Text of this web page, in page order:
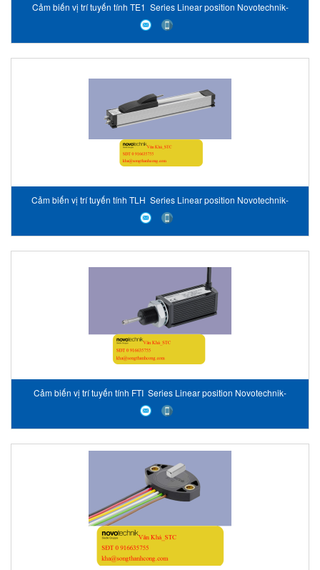
Cảm biến vị trí tuyến tính TE1 Series Linear position Novotechnik-
Vietnam
Cảm biến vị trí tuyến tính TLH Series Linear position Novotechnik-
Vietnam
Cảm biến vị trí tuyến tính FTI Series Linear position Novotechnik-
Vietnam